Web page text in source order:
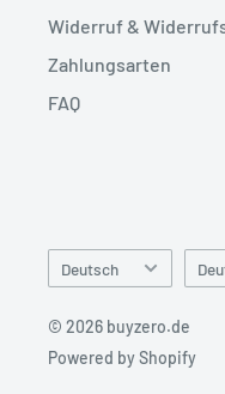
Widerruf &
Zahlungsarten
FAQ
Sprache
Deutsch
© 2026 buyzero.de
Powered by Shopify